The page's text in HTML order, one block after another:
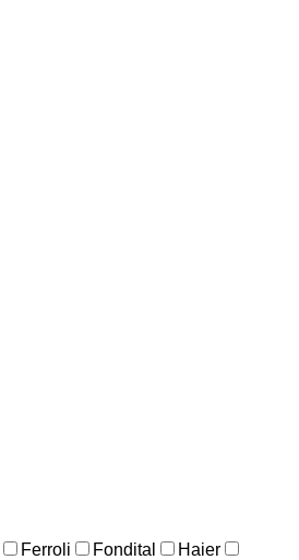
Ferroli Fondital
Haier